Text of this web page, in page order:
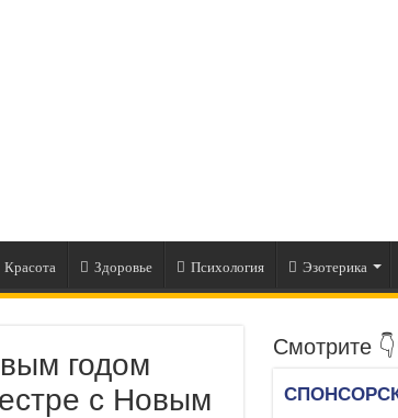
Красота Здоровье Психология Эзотерика
годом
с Новым
Смотрите